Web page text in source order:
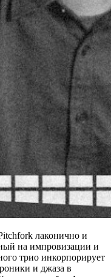
лаконично и
на импровизации и
трио инкорпорирует
и джаза в